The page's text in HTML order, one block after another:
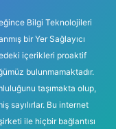
Bilgi Teknolojileri
bir Yer Sağlayıcı
içerikleri proaktif
bulunmamaktadır.
taşımakta olup,
sayılırlar. Bu internet
ile hiçbir bağlantısı